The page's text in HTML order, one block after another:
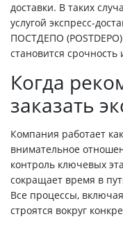
доставки. В таких
услугой экспресс-
ПОСТДЕПО
становится срочность
Когда
заказать
Компания работает
внимательное
контроль ключевых
сокращает время в
Все процессы,
строятся вокруг